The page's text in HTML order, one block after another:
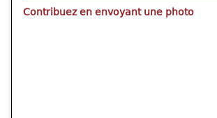
Contribuez en envoyant une photo